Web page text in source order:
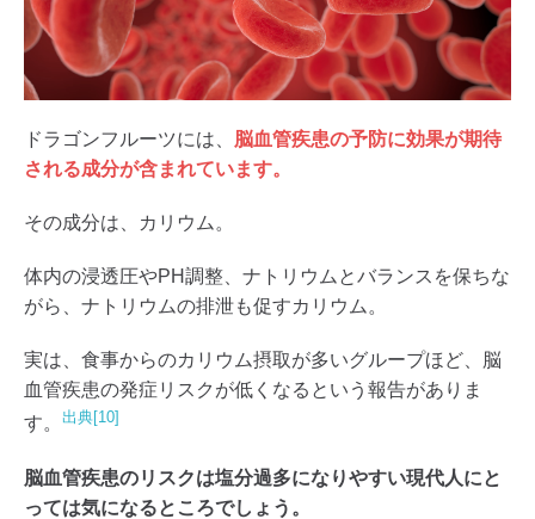
ドラゴンフルーツには、 脳血管疾患の予防に効果が期待
される成分が含まれています。
その成分は、カリウム。
体内の浸透圧やPH調整、ナトリウムとバランスを保ちな
がら、ナトリウムの排泄も促すカリウム。
実は、食事からのカリウム摂取が多いグループほど、脳
血管疾患の発症リスクが低くなるという報告がありま
す。 出典[10]
脳血管疾患のリスクは塩分過多になりやすい現代人にと
っては気になるところでしょう。